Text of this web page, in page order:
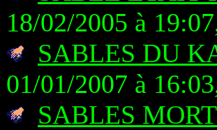
18/02/2005 à
SABLES DU
01/01/2007 à
SABLES